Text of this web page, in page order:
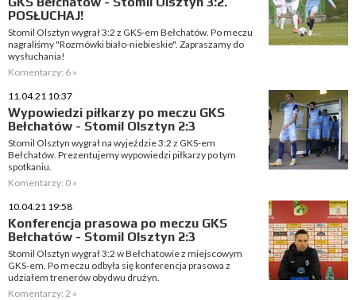
POSŁUCHAJ!
Stomil Olsztyn wygrał 3:2 z GKS-em Bełchatów. Po meczu
nagraliśmy "Rozmówki biało-niebieskie". Zapraszamy do
wysłuchania!
Komentarzy: 6 »
11.04.21 10:37
Wypowiedzi piłkarzy po meczu GKS
Bełchatów - Stomil Olsztyn 2:3
Stomil Olsztyn wygrał na wyjeździe 3:2 z GKS-em
Bełchatów. Prezentujemy wypowiedzi piłkarzy po tym
spotkaniu.
Komentarzy: 0 »
10.04.21 19:58
Konferencja prasowa po meczu GKS
Bełchatów - Stomil Olsztyn 2:3
Stomil Olsztyn wygrał 3:2 w Bełchatowie z miejscowym
GKS-em. Po meczu odbyła się konferencja prasowa z
udziałem trenerów obydwu drużyn.
Komentarzy: 2 »